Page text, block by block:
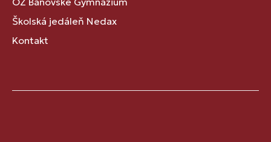
Školská jedáleň Nedax
Kontakt